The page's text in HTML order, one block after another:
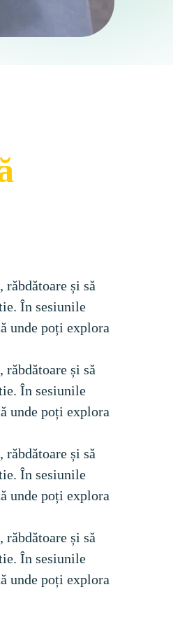
și să
În sesiunile
unde poți explora
și să
În sesiunile
unde poți explora
și să
În sesiunile
unde poți explora
și să
În sesiunile
unde poți explora